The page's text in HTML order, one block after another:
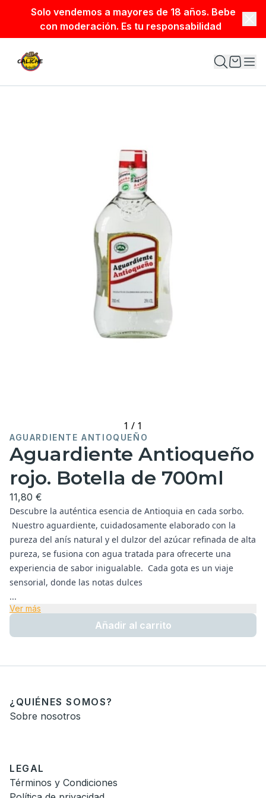
Solo vendemos a mayores de 18 años. Bebe
con moderación. Es tu responsabilidad
1 / 1
AGUARDIENTE ANTIOQUEÑO
Aguardiente Antioqueño
rojo. Botella de 700ml
11,80 €
Descubre la auténtica esencia de Antioquia en cada sorbo.
Nuestro aguardiente, cuidadosamente elaborado con la
pureza del anís natural y el dulzor del azúcar refinada de alta
pureza, se fusiona con agua tratada para ofrecerte una
experiencia de sabor inigualable. Cada gota es un viaje
sensorial, donde las notas dulces
...
Ver más
Añadir al carrito
¿QUIÉNES SOMOS?
Sobre nosotros
LEGAL
Términos y Condiciones